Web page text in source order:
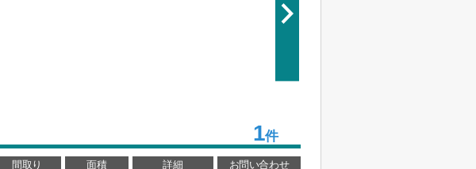
1件
間取り 面積 詳細
お問い合わせ